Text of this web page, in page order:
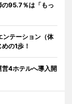
の95.7％は「もっ
ンテーション（体
の1歩！
営4ホテルへ導入開